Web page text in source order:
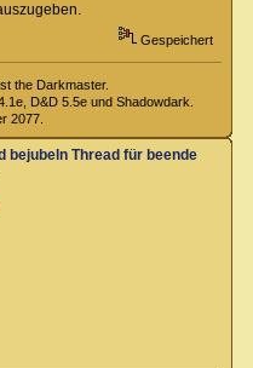
Gespeichert
the Darkmaster.
D&D 5.5e und Shadowdark.
2077.
Thread für beendete